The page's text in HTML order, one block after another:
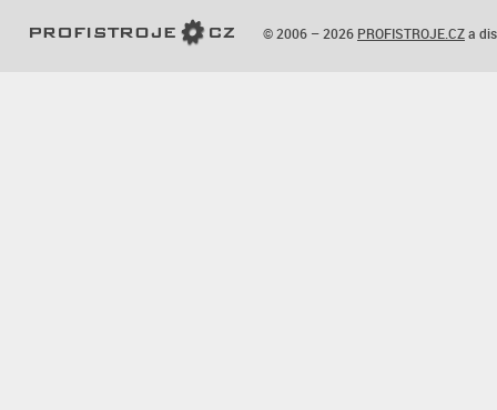
© 2006 – 2026 PROFISTROJE.CZa